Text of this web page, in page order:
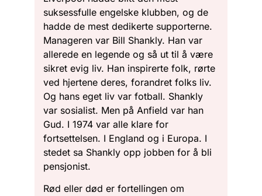
suksessfulle engelske klubben, og de
hadde de mest dedikerte supporterne.
Manageren var Bill Shankly. Han var
allerede en legende og så ut til å være
sikret evig liv. Han inspirerte folk, rørte
ved hjertene deres, forandret folks liv.
Og hans eget liv var fotball. Shankly
var sosialist. Men på Anfield var han
Gud. I 1974 var alle klare for
fortsettelsen. I England og i Europa. I
stedet sa Shankly opp jobben for å bli
pensjonist.
Rød eller død er fortellingen om